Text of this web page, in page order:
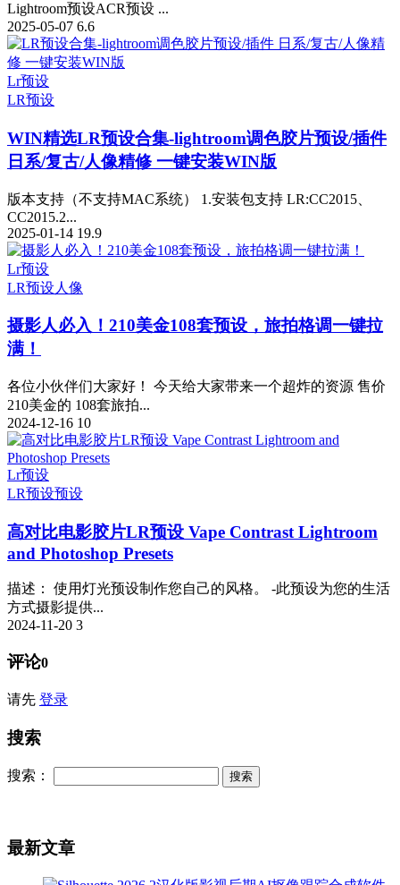
Lightroom预设ACR预设 ...
2025-05-07 6.6
Lr预设
LR预设
WIN精选LR预设合集-lightroom调色胶片预设/插件
日系/复古/人像精修 一键安装WIN版
版本支持（不支持MAC系统） 1.安装包支持 LR:CC2015、
CC2015.2...
2025-01-14 19.9
Lr预设
LR预设人像
摄影人必入！210美金108套预设，旅拍格调一键拉
满！
​各位小伙伴们大家好！ 今天给大家带来一个超炸的资源 售价
210美金的 108套旅拍...
2024-12-16 10
Lr预设
LR预设预设
高对比电影胶片LR预设 Vape Contrast Lightroom
and Photoshop Presets
描述： 使用灯光预设制作您自己的风格。 -此预设为您的生活
方式摄影提供...
2024-11-20 3
评论0
请先 登录
搜索
搜索：
最新文章